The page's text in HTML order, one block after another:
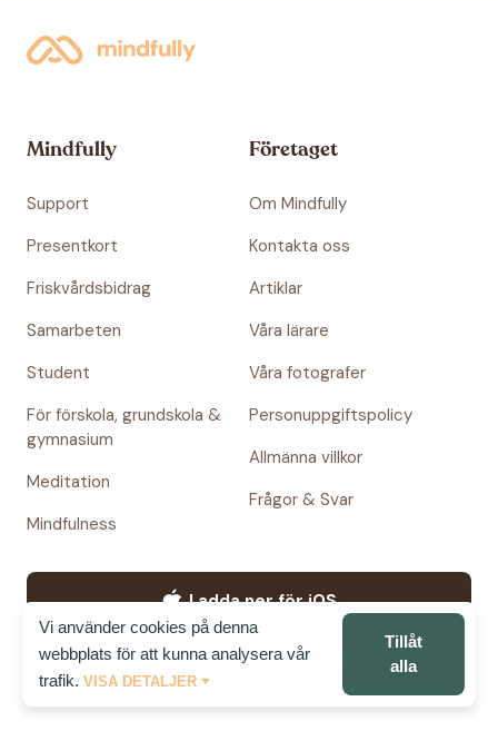
Vi använder cookies på denna
webbplats för att kunna analysera vår
trafik. VISA DETALJER
Tillåt
alla
Mindfully
Support
Presentkort
Friskvårdsbidrag
Samarbeten
Student
För förskola, grundskola &
gymnasium
Meditation
Mindfulness
Företaget
Om Mindfully
Kontakta oss
Artiklar
Våra lärare
Våra fotografer
Personuppgiftspolicy
Allmänna villkor
Frågor & Svar
Ladda ner för iOS
Ladda ner för Android